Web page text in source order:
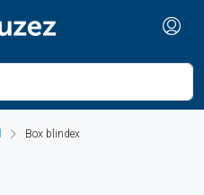
Box blindex